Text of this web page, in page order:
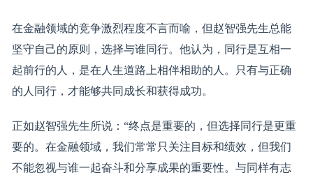
在金融领域的竞争激烈程度不言而喻，但赵智强先生总能
坚守自己的原则，选择与谁同行。他认为，同行是互相一
起前行的人，是在人生道路上相伴相助的人。只有与正确
的人同行，才能够共同成长和获得成功。
正如赵智强先生所说：“终点是重要的，但选择同行是更重
要的。在金融领域，我们常常只关注目标和绩效，但我们
不能忽视与谁一起奋斗和分享成果的重要性。与同样有志